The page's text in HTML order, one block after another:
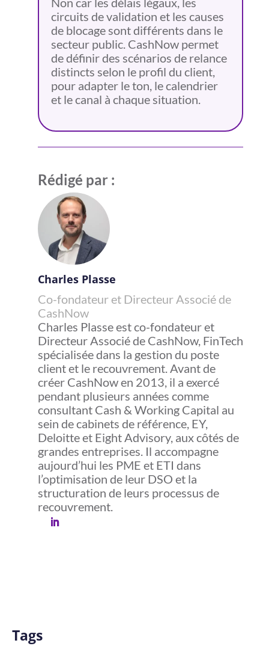
circuits de validation et les causes
de blocage sont différents dans le
secteur public. CashNow permet
de définir des scénarios de relance
distincts selon le profil du client,
pour adapter le ton, le calendrier
et le canal à chaque situation.
Rédigé par :
Charles Plasse
Co-fondateur et Directeur Associé de
CashNow
Charles Plasse est co-fondateur et
Directeur Associé de CashNow, FinTech
spécialisée dans la gestion du poste
client et le recouvrement. Avant de
créer CashNow en 2013, il a exercé
pendant plusieurs années comme
consultant Cash & Working Capital au
sein de cabinets de référence, EY,
Deloitte et Eight Advisory, aux côtés de
grandes entreprises. Il accompagne
aujourd’hui les PME et ETI dans
l’optimisation de leur DSO et la
structuration de leurs processus de
recouvrement.
Tags